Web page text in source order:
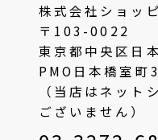
株式会社ショッ
〒103-0022
東京都中央区
PMO日本橋室町
（当店はネット
ございません）